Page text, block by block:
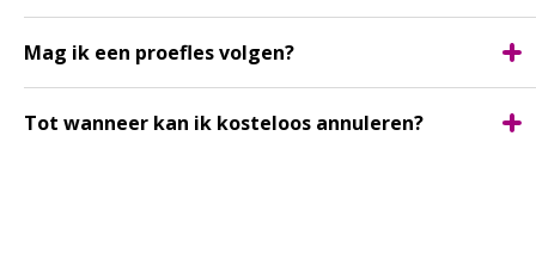
Mag ik een proefles volgen?
Tot wanneer kan ik kosteloos annuleren?